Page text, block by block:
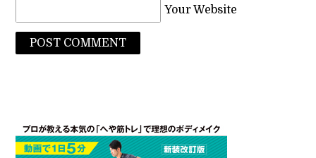
Your Website